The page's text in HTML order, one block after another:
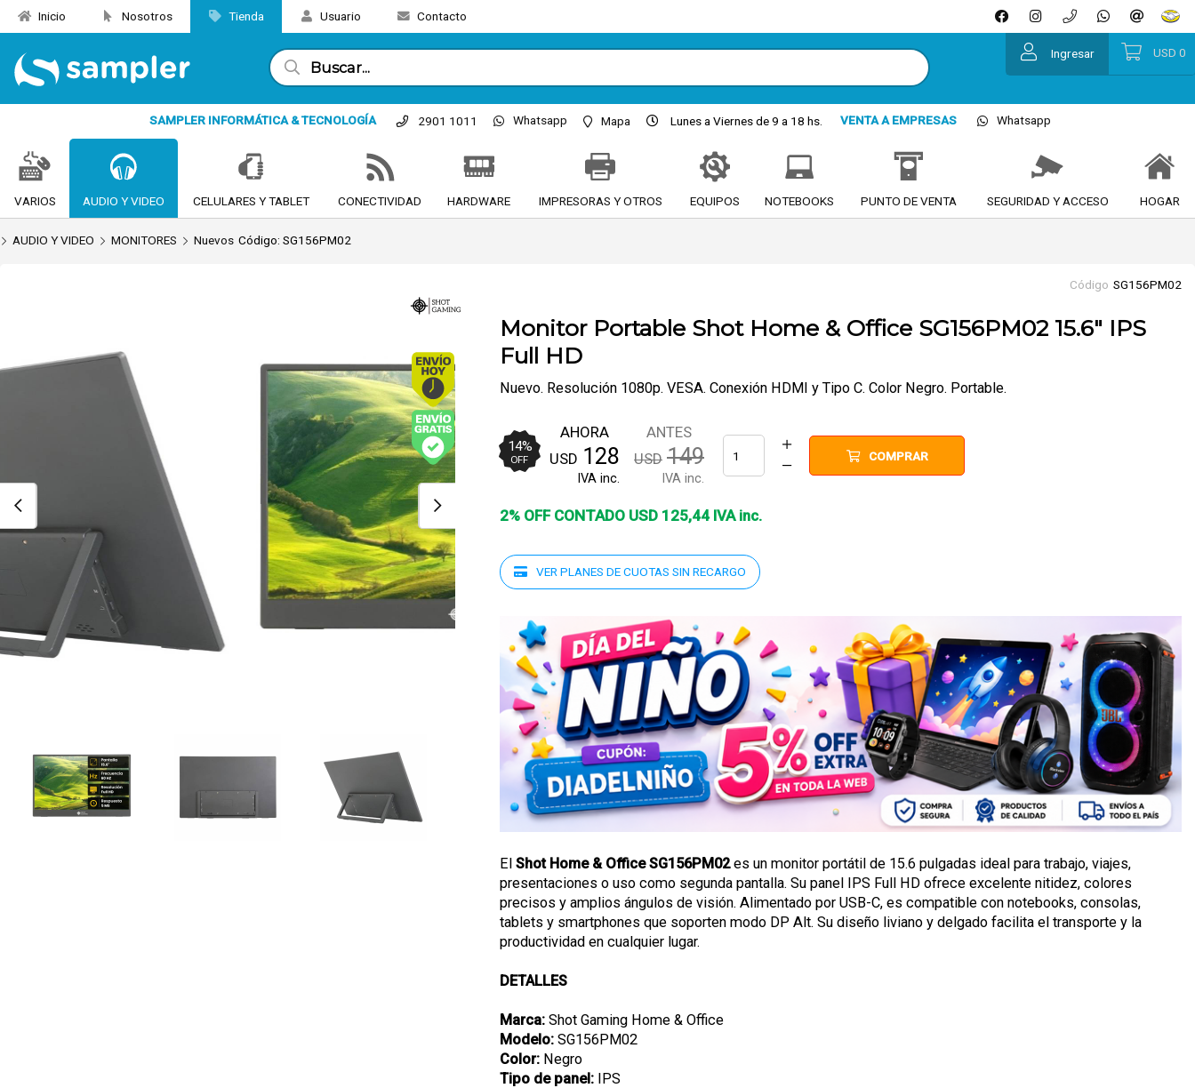
Enviar a email
Inicio Nosotros Tienda Usuario Contacto
Ingresar USD 0
SAMPLER INFORMÁTICA & TECNOLOGÍA 2901 1011 Whatsapp Mapa Lunes a Viernes de 9 a 18 hs. VENTA A EMPRESAS Whatsapp
VARIOS AUDIO Y VIDEO CELULARES Y TABLET CONECTIVIDAD HARDWARE IMPRESORAS Y OTROS EQUIPOS NOTEBOOKS PUNTO DE VENTA SEGURIDAD Y ACCESO HOGAR
AUDIO Y VIDEO MONITORES Nuevos Código: SG156PM02
Código SG156PM02
Envío hoy. Comprando antes de 13Hs.
Envío
gratis
(Ver
Envíos y
Pagos)
Monitor Portable Shot Home & Office SG156PM02 15.6" IPS
Full HD
Nuevo. Resolución 1080p. VESA. Conexión HDMI y Tipo C. Color Negro. Portable.
14%
OFF
ANTES
USD 149
IVA inc.
AHORA
USD 128
IVA inc.
COMPRAR
2% OFF CONTADO USD 125,44IVA inc.
VER PLANES DE CUOTAS SIN RECARGO
El Shot Home & Office SG156PM02es un monitor portátil de 15.6 pulgadas ideal para trabajo, viajes,
presentaciones o uso como segunda pantalla. Su panel IPS Full HD ofrece excelente nitidez, colores
precisos y amplios ángulos de visión. Alimentado por USB-C, es compatible con notebooks, consolas,
tablets y smartphones que soporten modo DP Alt. Su diseño liviano y delgado facilita el transporte y la
productividad en cualquier lugar.
DETALLES
Marca: Shot Gaming Home & Office
Modelo: SG156PM02
Color: Negro
Tipo de panel: IPS